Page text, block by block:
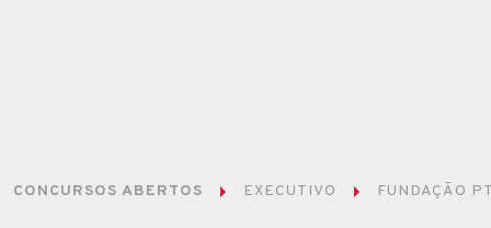
CONCURSOS ABERTOS EXECUTIVO FUNDAÇÃO